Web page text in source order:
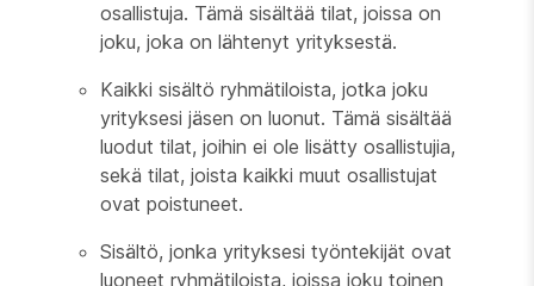
osallistuja. Tämä sisältää tilat, joissa on
joku, joka on lähtenyt yrityksestä.
Kaikki sisältö ryhmätiloista, jotka joku
yrityksesi jäsen on luonut. Tämä sisältää
luodut tilat, joihin ei ole lisätty osallistujia,
sekä tilat, joista kaikki muut osallistujat
ovat poistuneet.
Sisältö, jonka yrityksesi työntekijät ovat
luoneet ryhmätiloista, joissa joku toinen